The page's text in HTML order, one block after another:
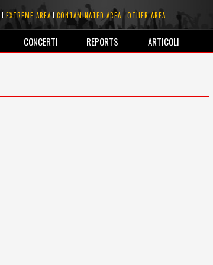
EXTREME AREA CONTAMINATED AREA OTHER AREA
CONCERTI REPORTS ARTICOLI